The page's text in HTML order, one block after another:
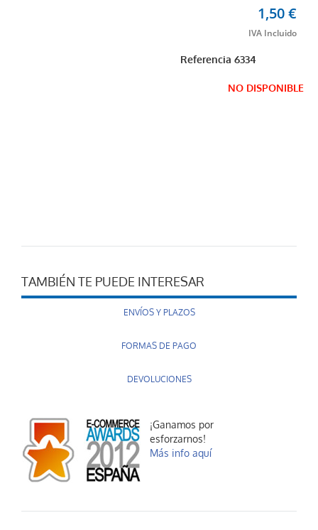
Referencia6334
1,50 €
NO DISPONIBLE
TAMBIÉN TE PUEDE INTERESAR
ENVÍOS Y PLAZOS
FORMAS DE PAGO
DEVOLUCIONES
¡Ganamos por
esforzarnos!
Más info aquí